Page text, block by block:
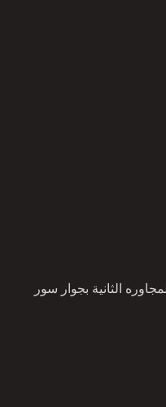
الخامس المجاوره الثانية بجوار سور